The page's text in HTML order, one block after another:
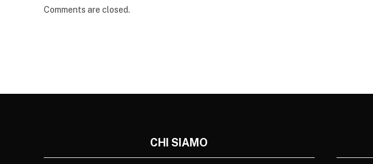
Comments are closed.
CHI SIAMO